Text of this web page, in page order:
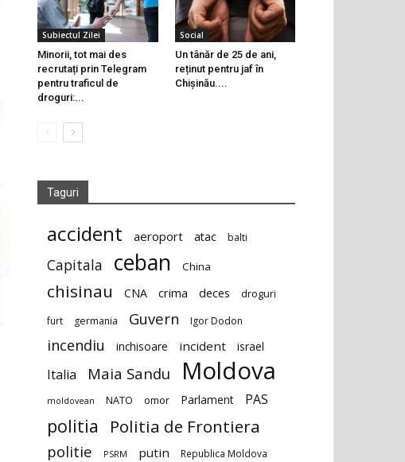
Subiectul Zilei
Minorii, tot mai des
recrutați prin Telegram
pentru traficul de
droguri:...
Social
Un tânăr de 25 de ani,
reținut pentru jaf în
Chișinău....
Taguri
accident aeroport atac balti
Capitala ceban China
chisinau CNA crima deces droguri
furt germania Guvern Igor Dodon
incendiu inchisoare incident israel
Italia Maia Sandu Moldova
moldovean NATO omor Parlament PAS
politia Politia de Frontiera
politie PSRM putin Republica Moldova